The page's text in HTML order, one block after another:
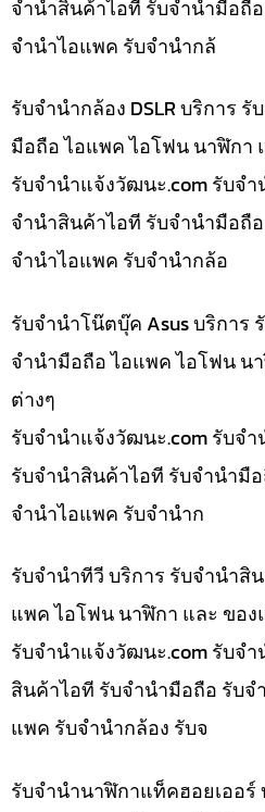
จำนำสินค้าไอที รับจำนำมือถื
จำนำไอแพค รับจำนำกล้
รับจำนำกล้อง DSLR บริการ
มือถือ ไอแพค ไอโฟน นาฬิกา
รับจํานําแจ้งวัฒนะ.com รับจำ
จำนำสินค้าไอที รับจำนำมือถื
จำนำไอแพค รับจำนำกล้อ
รับจำนำโน๊ตบุ๊ค Asus บริการ
จำนำมือถือ ไอแพค ไอโฟน น
ต่างๆ
รับจํานําแจ้งวัฒนะ.com รับจ
รับจำนำสินค้าไอที รับจำนำมื
จำนำไอแพค รับจำนำก
รับจำนำทีวี บริการ รับจำนำสิ
แพค ไอโฟน นาฬิกา และ ของ
รับจํานําแจ้งวัฒนะ.com รับจ
สินค้าไอที รับจำนำมือถือ รับ
แพค รับจำนำกล้อง รับจ
รับจำนำนาฬิกาแท็คฮอยเออร์